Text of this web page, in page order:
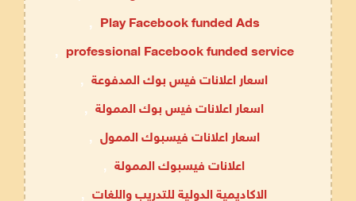
Play Facebook funded Ads
,
professional Facebook funded service
,
اسعار اعلانات فيس بوك المدفوعة ,
اسعار اعلانات فيس بوك الممولة ,
اسعار اعلانات فيسبوك الممول ,
اعلانات فيسبوك الممولة ,
الاكاديمية الدولية للتدريب واللغات ,